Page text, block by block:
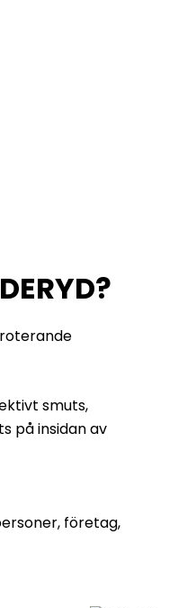
smuts,
på insidan av
företag,